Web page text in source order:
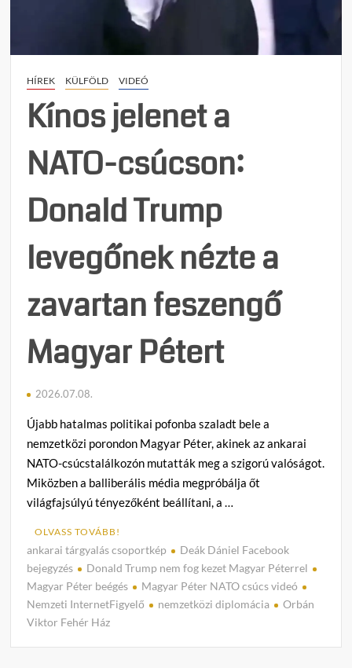
HÍREK KÜLFÖLD VIDEÓ
Kínos jelenet a
NATO-csúcson:
Donald Trump
levegőnek nézte a
zavartan feszengő
Magyar Pétert
2026.07.08.
Újabb hatalmas politikai pofonba szaladt bele a
nemzetközi porondon Magyar Péter, akinek az ankarai
NATO-csúcstalálkozón mutatták meg a szigorú valóságot.
Miközben a balliberális média megpróbálja őt
világfajsúlyú tényezőként beállítani, a …
OLVASS TOVÁBB!
ankarai tárgyalás csoportkép
Deák Dániel Facebook
bejegyzés
Donald Trump nem fog kezet Magyar Péterrel
Magyar Péter beégés
Magyar Péter NATO csúcs videó
Nemzeti InternetFigyelő
nemzetközi diplomácia
Orbán
Viktor Fehér Ház